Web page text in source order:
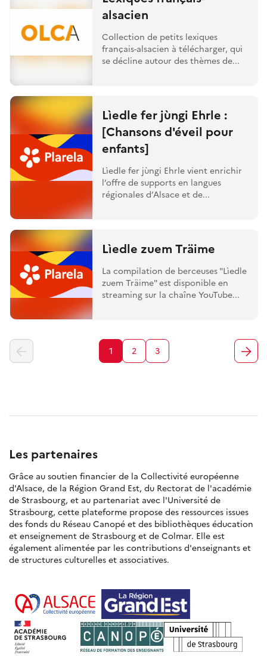
alsacien
Collection de petits lexiques
français-alsacien à télécharger, qui
se décline autour des thèmes de...
Lìedle fer jùngi Ehrle :
[Chansons d'éveil pour
enfants]
Lìedle fer jùngi Ehrle vient enrichir
l’offre de supports en langues
régionales d’Alsace et de...
Lìedle zuem Träime
La compilation de berceuses "Lìedle
zuem Träime" est disponible en
streaming sur la chaîne YouTube...
1 2 3
Les partenaires
Grâce au soutien financier de la Collectivité européenne
d'Alsace, de la Région Grand Est, du Rectorat de l'académie
de Strasbourg, et au partenariat avec l'Université de
Strasbourg, cette plateforme propose des ressources issues
des fonds du Réseau Canopé et des bibliothèques éducation
et enseignement de Strasbourg et de Colmar. Elle est
également alimentée par les contributions d'enseignants et
de structures culturelles et associatives.